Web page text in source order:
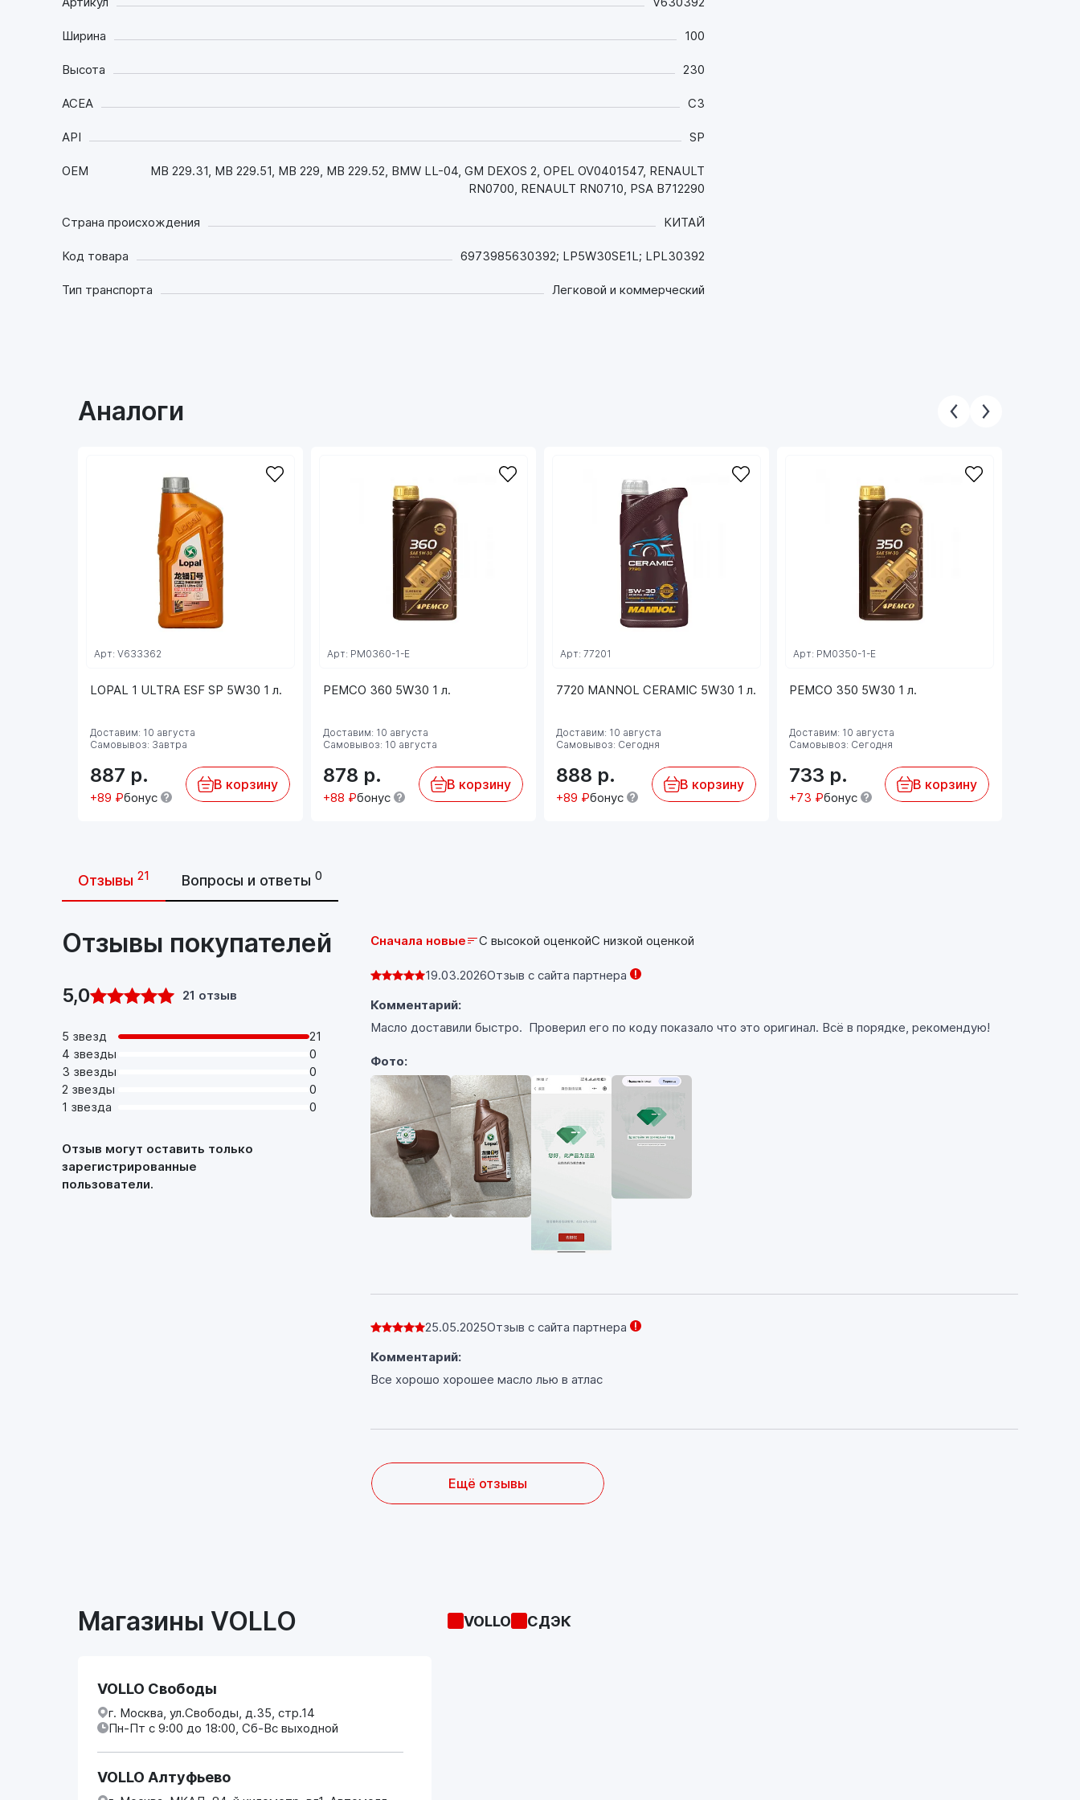
двигатель от износа и образования отложений.
свойства на протяжении всего срока
Идеальный выбор для турбомоторов:
турбонаддувом и системами прямого впрыска.
золы, что помогает поддерживать чистоту
вредные выбросы.
Подходит для широкого спектра автомобилей:
Рекомендовано для использования в
автомобилях таких брендов, как
• BAIC
• BMW
• BYD
• CHANGAN
• CHERY
• GEELY
• OPEL
Идеальное решение для транспортных средств
прямой впрыск, турбонаддув и система «старт/
стоп»
Ширина 100
Высота 230
ACEA C3
API SP
OEM
MB 229.31, MB 229.51, MB 229, MB 229.52, BMW LL-04, GM DEXOS 2, OPEL OV0401547, RENAULT
RN0700, RENAULT RN0710, PSA B712290
Страна происхождения КИТАЙ
Код товара 6973985630392; LP5W30SE1L; LPL30392
Тип транспорта Легковой и коммерческий
Аналоги
LOPAL 1 ULTRA ESF SP 5W30 1 л.
Арт: V633362
Доставим: 10 августа
Самовывоз: Завтра
887 р.
+89 ₽бонус
В корзину
PEMCO 360 5W30 1 л.
Арт: PM0360-1-E
Доставим: 10 августа
Самовывоз: 10 августа
878 р.
+88 ₽бонус
В корзину
7720 MANNOL CERAMIC 5W30 1 л.
Арт: 77201
Доставим: 10 августа
Самовывоз: Сегодня
888 р.
+89 ₽бонус
В корзину
PEMCO 350 5W30 1 л.
Арт: PM0350-1-E
Доставим: 10 августа
Самовывоз: Сегодня
733 р.
+73 ₽бонус
В корзину
Отзывы 21 Вопросы и ответы 0
Отзывы покупателей
5,0 21 отзыв
5 звезд
21
4 звезды
0
3 звезды
0
2 звезды
0
1 звезда
0
Отзыв могут оставить только
зарегистрированные
пользователи.
Сначала новые С высокой оценкойС низкой оценкой
19.03.2026Отзыв с сайта партнера
Комментарий:
Масло доставили быстро. Проверил его по коду показало что это оригинал. Всё в порядке, рекомендую!
Фото:
25.05.2025Отзыв с сайта партнера
Комментарий:
Все хорошо хорошее масло лью в атлас
Ещё отзывы
Магазины VOLLO VOLLO СДЭК
VOLLO Свободы
г. Москва, ул.Свободы, д.35, стр.14
Пн-Пт с 9:00 до 18:00, Сб-Вс выходной
VOLLO Алтуфьево